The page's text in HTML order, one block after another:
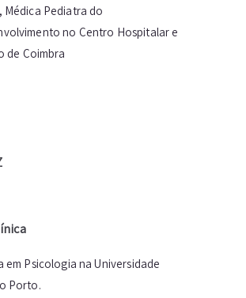
Médica Pediatra do
no Centro Hospitalar e
de Coimbra
em Psicologia na Universidade
Porto.